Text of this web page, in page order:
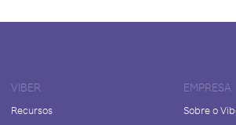
VIBER
Recursos
EMPRESA
Sobre o